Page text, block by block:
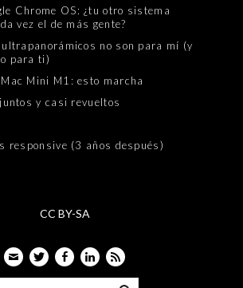
Chrome OS: ¿tu otro sistema
vez el de más gente?
no son para mí (y
para ti)
Mini M1: esto marcha
y casi revueltos
responsive (3 años después)
CC BY-SA
EmailTwitterFacebook
LinkedIn
Feed